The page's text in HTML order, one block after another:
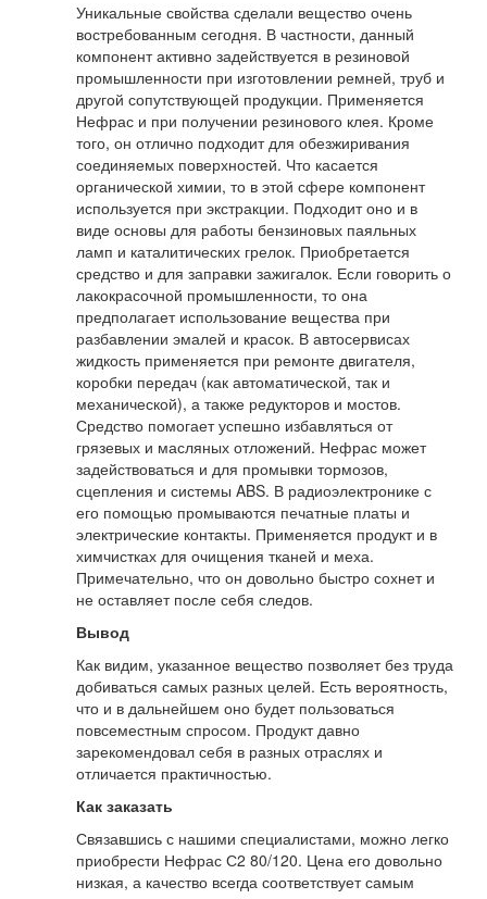
Уникальные свойства сделали вещество очень
востребованным сегодня. В частности, данный
компонент активно задействуется в резиновой
промышленности при изготовлении ремней, труб и
другой сопутствующей продукции. Применяется
Нефрас и при получении резинового клея. Кроме
того, он отлично подходит для обезжиривания
соединяемых поверхностей. Что касается
органической химии, то в этой сфере компонент
используется при экстракции. Подходит оно и в
виде основы для работы бензиновых паяльных
ламп и каталитических грелок. Приобретается
средство и для заправки зажигалок. Если говорить о
лакокрасочной промышленности, то она
предполагает использование вещества при
разбавлении эмалей и красок. В автосервисах
жидкость применяется при ремонте двигателя,
коробки передач (как автоматической, так и
механической), а также редукторов и мостов.
Средство помогает успешно избавляться от
грязевых и масляных отложений. Нефрас может
задействоваться и для промывки тормозов,
сцепления и системы ABS. В радиоэлектронике с
его помощью промываются печатные платы и
электрические контакты. Применяется продукт и в
химчистках для очищения тканей и меха.
Примечательно, что он довольно быстро сохнет и
не оставляет после себя следов.
Вывод
Как видим, указанное вещество позволяет без труда
добиваться самых разных целей. Есть вероятность,
что и в дальнейшем оно будет пользоваться
повсеместным спросом. Продукт давно
зарекомендовал себя в разных отраслях и
отличается практичностью.
Как заказать
Связавшись с нашими специалистами, можно легко
приобрести Нефрас С2 80/120. Цена его довольно
низкая, а качество всегда соответствует самым